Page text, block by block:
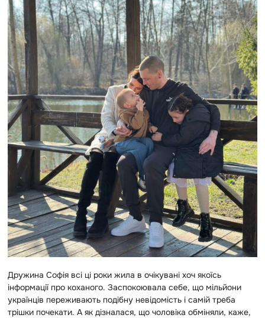
Дружина Софія всі ці роки жила в очікувані хоч якоїсь
інформації про коханого. Заспокоювала себе, що мільйони
українців переживають подібну невідомість і самій треба
трішки почекати. А як дізналася, що чоловіка обміняли, каже,